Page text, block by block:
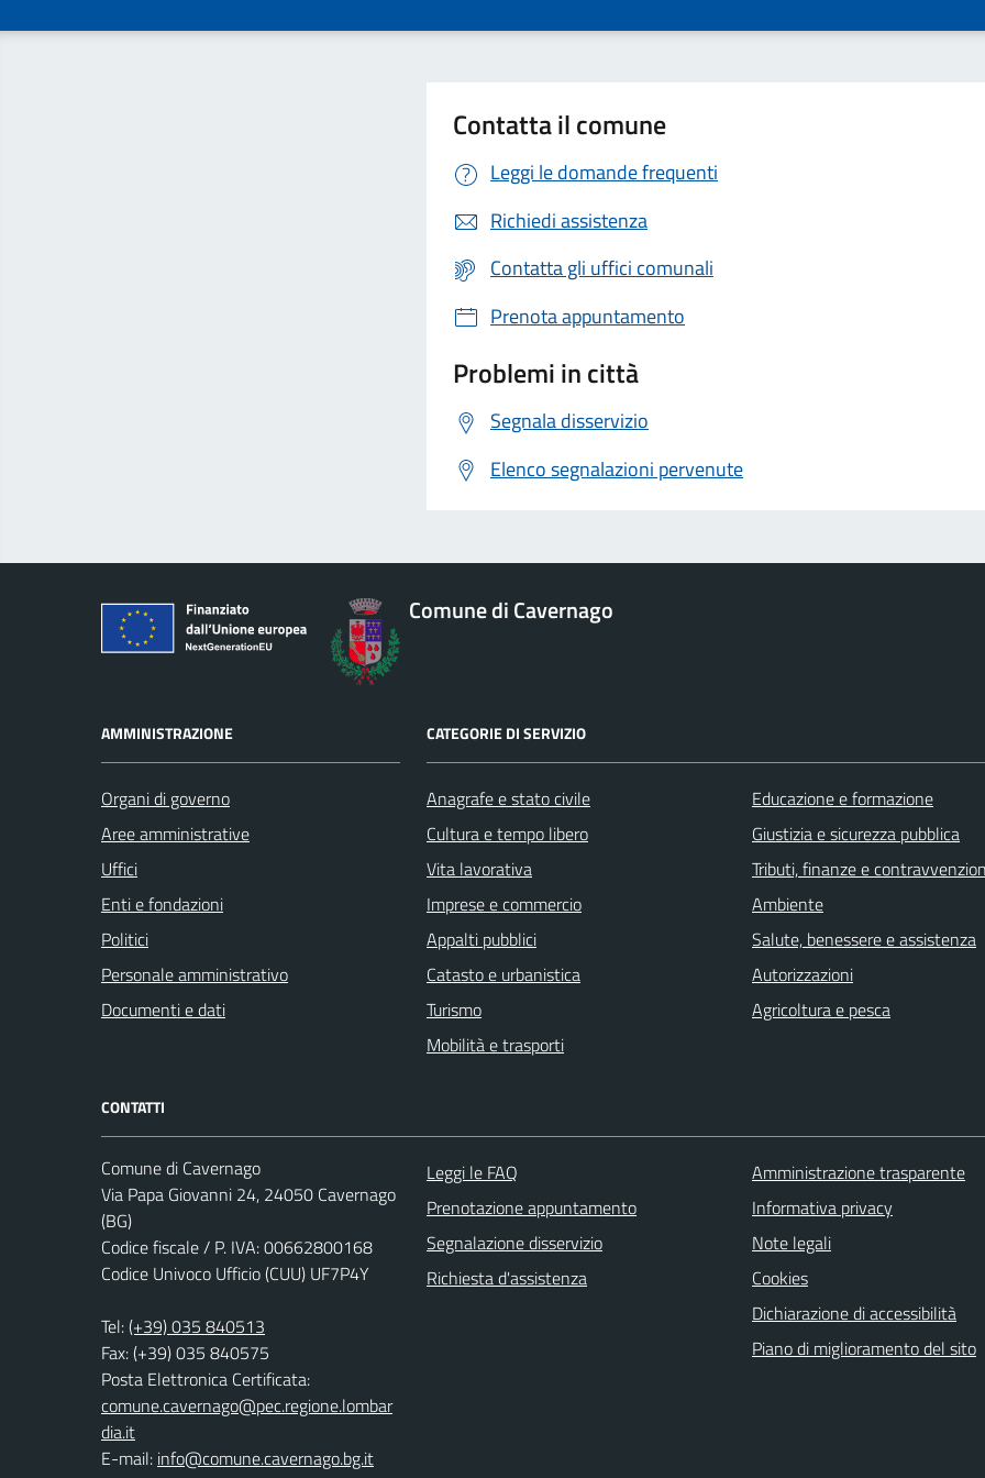
Contatta il comune
Leggi le domande frequenti
Richiedi assistenza
Contatta gli uffici comunali
Prenota appuntamento
Problemi in città
Segnala disservizio
Elenco segnalazioni pervenute
Comune di Cavernago
AMMINISTRAZIONE
Organi di governo
Aree amministrative
Uffici
Enti e fondazioni
Politici
Personale amministrativo
Documenti e dati
CATEGORIE DI SERVIZIO
Anagrafe e stato civile
Cultura e tempo libero
Vita lavorativa
Imprese e commercio
Appalti pubblici
Catasto e urbanistica
Turismo
Mobilità e trasporti
Educazione e formazione
Giustizia e sicurezza pubblica
Tributi, finanze e
Ambiente
Salute, benessere e assistenza
Autorizzazioni
Agricoltura e pesca
CONTATTI
Comune di Cavernago
Via Papa Giovanni 24, 24050 Cavernago
(BG)
Codice fiscale / P. IVA: 00662800168
Codice Univoco Ufficio (CUU) UF7P4Y
Tel:(+39) 035 840513
Fax: (+39) 035 840575
Posta Elettronica Certificata:
comune.cavernago@pec.regione.lombar
dia.it
E-mail: info@comune.cavernago.bg.it
Leggi le FAQ
Prenotazione appuntamento
Segnalazione disservizio
Richiesta d'assistenza
Amministrazione trasparente
Informativa privacy
Note legali
Cookies
Dichiarazione di accessibilità
Piano di miglioramento del sito